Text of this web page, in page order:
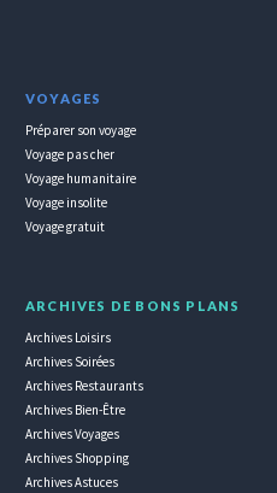
VOYAGES
Préparer son voyage
Voyage pas cher
Voyage humanitaire
Voyage insolite
Voyage gratuit
ARCHIVES DE BONS PLANS
Archives Loisirs
Archives Soirées
Archives Restaurants
Archives Bien-Être
Archives Voyages
Archives Shopping
Archives Astuces